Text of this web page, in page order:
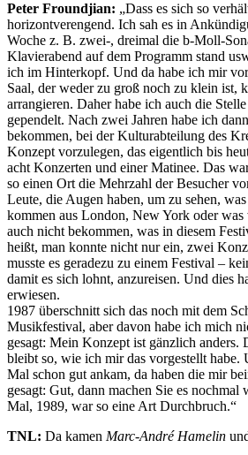
Peter Froundjian: „Dass es sich so
horizontverengend. Ich sah es in
Woche z. B. zwei-, dreimal die b-Moll-
Klavierabend auf dem Programm stand
ich im Hinterkopf. Und da habe ich mir
Saal, der weder zu groß noch zu klein ist,
arrangieren. Daher habe ich auch die
gependelt. Nach zwei Jahren habe ich
bekommen, bei der Kulturabteilung des
Konzept vorzulegen, das eigentlich bis
acht Konzerten und einer Matinee. Das
so einen Ort die Mehrzahl der Besucher
Leute, die Augen haben, um zu sehen,
kommen aus London, New York oder
auch nicht bekommen, was in diesem
heißt, man konnte nicht nur ein, zwei
musste es geradezu zu einem Festival –
damit es sich lohnt, anzureisen. Und dies
erwiesen.
1987 überschnitt sich das noch mit dem
Musikfestival, aber davon habe ich mich
gesagt: Mein Konzept ist gänzlich anders.
bleibt so, wie ich mir das vorgestellt habe.
Mal schon gut ankam, da haben die mir
gesagt: Gut, dann machen Sie es nochmal
Mal, 1989, war so eine Art Durchbruch.“
TNL: Da kamen Marc-André Hamelin